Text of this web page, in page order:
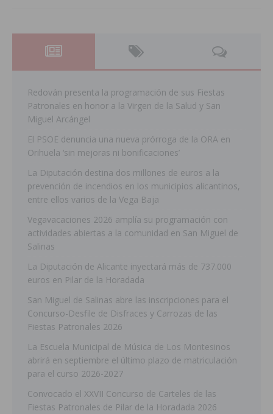
Redován presenta la programación de sus Fiestas
Patronales en honor a la Virgen de la Salud y San
Miguel Arcángel
El PSOE denuncia una nueva prórroga de la ORA en
Orihuela ‘sin mejoras ni bonificaciones’
La Diputación destina dos millones de euros a la
prevención de incendios en los municipios alicantinos,
entre ellos varios de la Vega Baja
Vegavacaciones 2026 amplía su programación con
actividades abiertas a la comunidad en San Miguel de
Salinas
La Diputación de Alicante inyectará más de 737.000
euros en Pilar de la Horadada
San Miguel de Salinas abre las inscripciones para el
Concurso-Desfile de Disfraces y Carrozas de las
Fiestas Patronales 2026
La Escuela Municipal de Música de Los Montesinos
abrirá en septiembre el último plazo de matriculación
para el curso 2026-2027
Convocado el XXVII Concurso de Carteles de las
Fiestas Patronales de Pilar de la Horadada 2026